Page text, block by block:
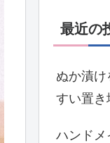
最近の
ぬか漬
すい置き
ハンドメ